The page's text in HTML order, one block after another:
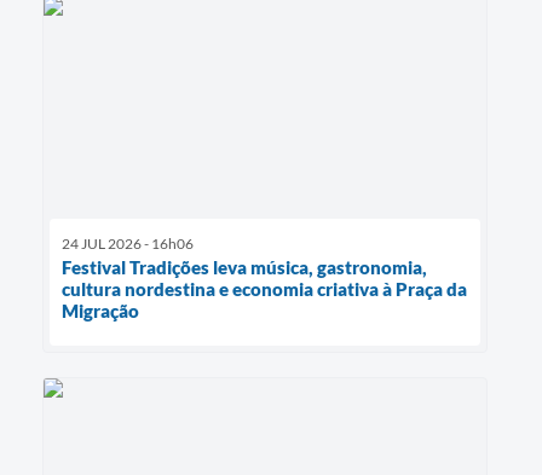
24 JUL 2026 - 16h06
Festival Tradições leva música, gastronomia,
cultura nordestina e economia criativa à Praça da
Migração